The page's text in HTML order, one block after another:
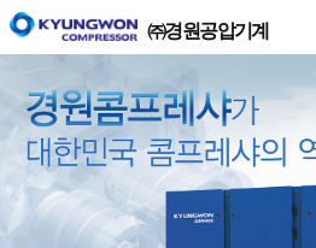
㈜경원공압기계